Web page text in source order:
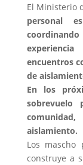
El Ministerio
personal
encuentros
de
En los
sobrevuelo
aislamiento.
Los
construye a